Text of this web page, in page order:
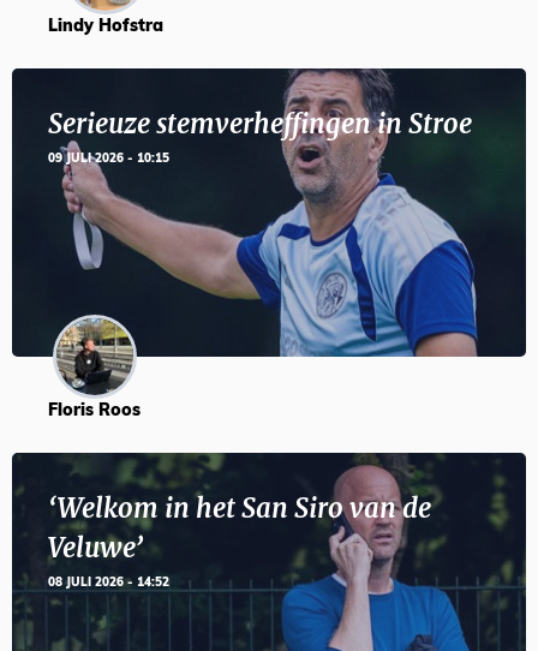
Lindy Hofstra
Serieuze stemverheffingen in Stroe
09 JULI 2026 - 10:15
Floris Roos
‘Welkom in het San Siro van de
Veluwe’
08 JULI 2026 - 14:52